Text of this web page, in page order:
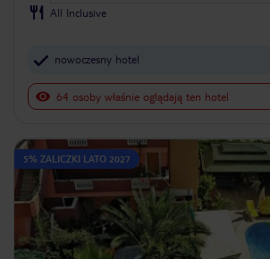
All Inclusive
nowoczesny hotel
64 osoby właśnie oglądają ten hotel
5% ZALICZKI LATO 2027